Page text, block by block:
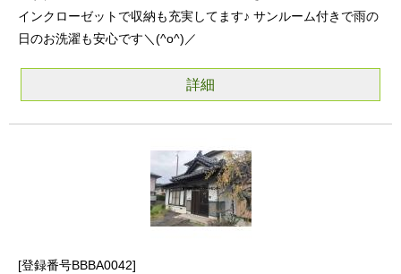
インクローゼットで収納も充実してます♪ サンルーム付きで雨の
日のお洗濯も安心です＼(^o^)／
詳細
登録番号BBBA0042